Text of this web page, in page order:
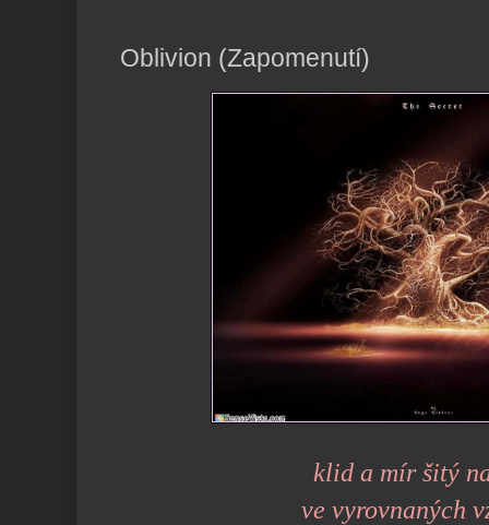
Oblivion (Zapomenutí)
klid a mír šitý
ve vyrovnaných